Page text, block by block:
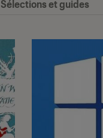
Sélections et guides